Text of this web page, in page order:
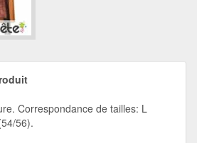
Correspondance de tailles: L
56).